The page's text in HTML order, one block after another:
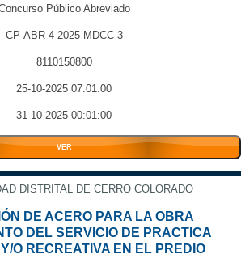
Público Abreviado
CP-ABR-4-2025-MDCC-3
8110150800
25-10-2025 07:01:00
31-10-2025 00:01:00
VER
DISTRITAL DE CERRO COLORADO
DE ACERO PARA LA OBRA
DEL SERVICIO DE PRACTICA
O RECREATIVA EN EL PREDIO